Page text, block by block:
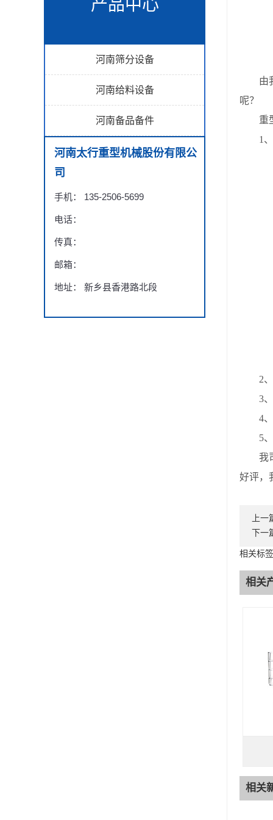
产品中心
河南筛分设备
河南给料设备
河南备品备件
河南太行重型机械股份有限公
司
手机： 135-2506-5699
电话：
传真：
邮箱：
地址： 新乡县香港路北段
由我
呢
重型
1、筛
2、
3、
4、
5、
我司
好评，
上一
下一
相关标
相关
相关